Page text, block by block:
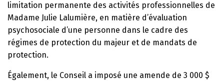
limitation permanente des activités professionnelles de
Madame Julie Lalumière, en matière d’évaluation
psychosociale d’une personne dans le cadre des
régimes de protection du majeur et de mandats de
protection.
Également, le Conseil a imposé une amende de 3 000 $